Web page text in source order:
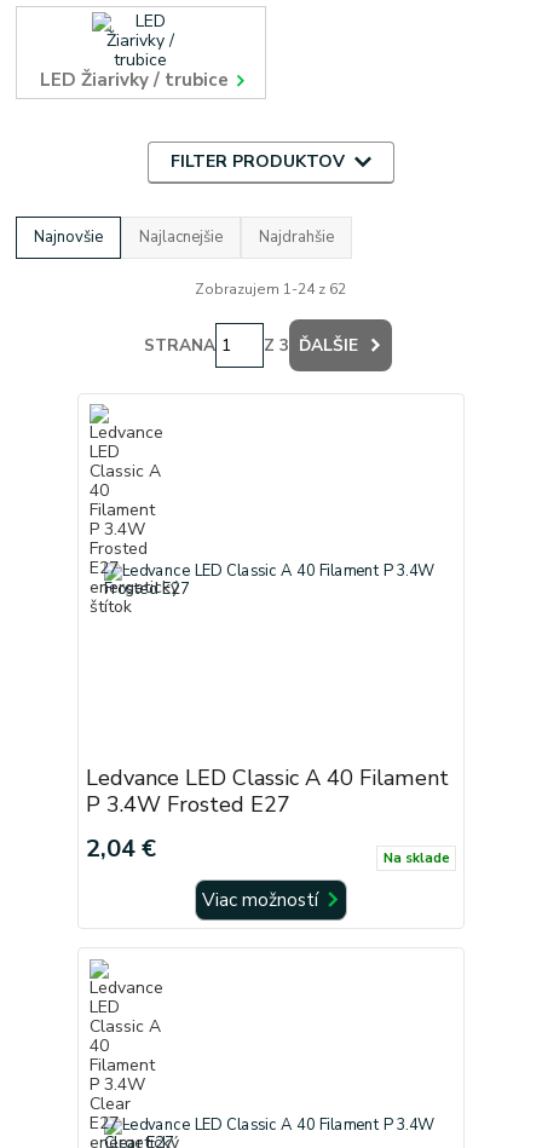
LED Žiarivky / trubice
FILTER PRODUKTOV
Najnovšie Najlacnejšie Najdrahšie
Zobrazujem 1-24 z 62
STRANA Z 3 ĎALŠIE
Ledvance LED Classic A 40 Filament
P 3.4W Frosted E27
2,04 € Na sklade
Viac možností